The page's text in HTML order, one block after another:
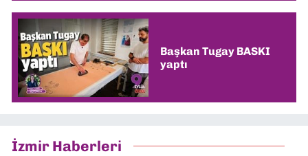
Başkan Tugay BASKI
yaptı
İzmir Haberleri